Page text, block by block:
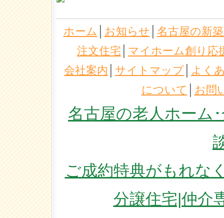
ホーム お知らせ
名古屋の新
注文住宅
マイホーム創り応
会社案内
サイトマップ
よく
について
お問
名古屋の老人ホーム
ご成約特典がもれな
分譲住宅|仲介